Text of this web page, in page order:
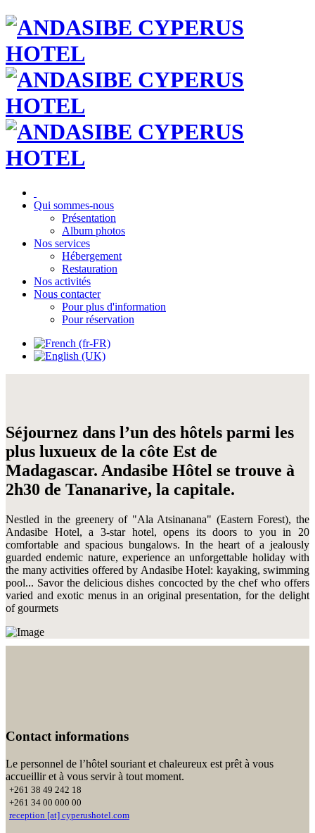
Qui sommes-nous
Présentation
Album photos
Nos services
Hébergement
Restauration
Nos activités
Nous contacter
Pour plus d'information
Pour réservation
Séjournez dans l’un des hôtels parmi les
plus luxueux de la côte Est de
Madagascar. Andasibe Hôtel se trouve à
2h30 de Tananarive, la capitale.
Nestled in the greenery of "Ala Atsinanana" (Eastern Forest), the
Andasibe Hotel, a 3-star hotel, opens its doors to you in 20
comfortable and spacious bungalows. In the heart of a jealously
guarded endemic nature, experience an unforgettable holiday with
the many activities offered by Andasibe Hotel: kayaking, swimming
pool... Savor the delicious dishes concocted by the chef who offers
varied and exotic menus in an original presentation, for the delight
of gourmets
Contact informations
Le personnel de l’hôtel souriant et chaleureux est prêt à vous
accueillir et à vous servir à tout moment.
+261 38 49 242 18
+261 34 00 000 00
reception [at] cyperushotel.com